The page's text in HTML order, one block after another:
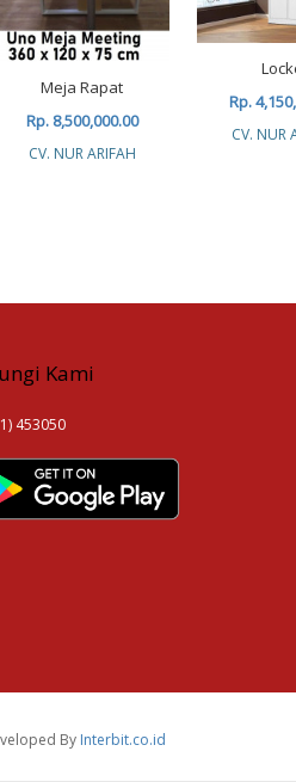
Meja Rapat
Rp. 8,500,000.00
CV. NUR ARIFAH
Rp.
CV. NUR
Kami
453050
By Interbit.co.id